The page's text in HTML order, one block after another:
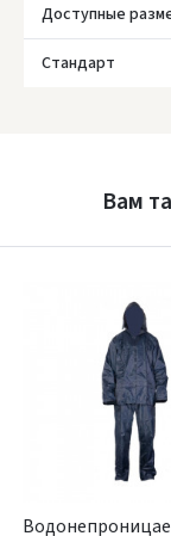
Доступные
Стандарт
Вам
Dar